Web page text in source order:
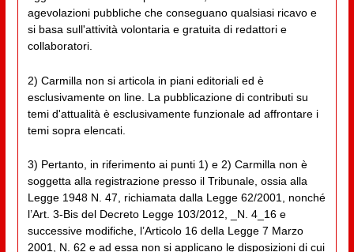
agevolazioni pubbliche che conseguano qualsiasi ricavo e
si basa sull'attività volontaria e gratuita di redattori e
collaboratori.
2) Carmilla non si articola in piani editoriali ed è
esclusivamente on line. La pubblicazione di contributi su
temi d'attualità è esclusivamente funzionale ad affrontare i
temi sopra elencati.
3) Pertanto, in riferimento ai punti 1) e 2) Carmilla non è
soggetta alla registrazione presso il Tribunale, ossia alla
Legge 1948 N. 47, richiamata dalla Legge 62/2001, nonché
l’Art. 3-Bis del Decreto Legge 103/2012, _N. 4_16 e
successive modifiche, l’Articolo 16 della Legge 7 Marzo
2001, N. 62 e ad essa non si applicano le disposizioni di cui